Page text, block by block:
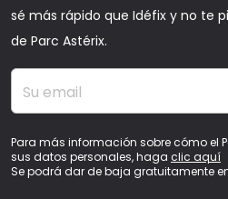
sé más rápido que Idéfix y no te
de Parc Astérix.
Su email
Para más información sobre cómo el
sus datos personales, haga clic aquí
Se podrá dar de baja gratuitamente